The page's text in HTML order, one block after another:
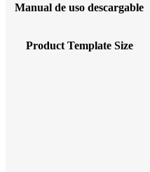
Manual de uso descargable
Product Template Size